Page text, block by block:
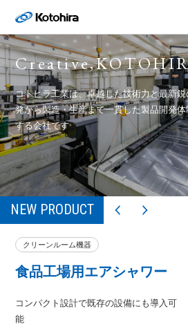
コトヒラ工業は、卓越した技術力と最新
発から製造・生産まで一貫した製品開発
する会社です
NEW PRODUCT
クリーンルーム機器
食品工場用エアシャワー
コンパクト設計で既存の設備にも導入可
能